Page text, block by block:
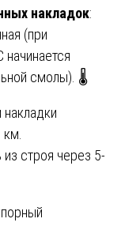
накладок:
(при
смолы). 🌡️
накладки
строя через 5-